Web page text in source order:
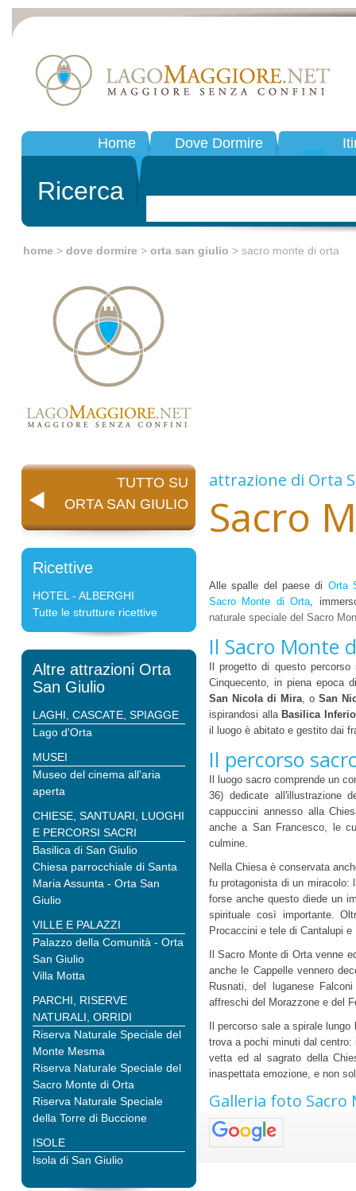
Home Dove Dormire
Ricerca
home > dove dormire > orta san giulio > sacro monte di orta
TUTTO SU
ORTA SAN GIULIO
Ricettive
HOTEL - ALBERGHI
Tutte le strutture ricettive
Altre attrazioni Orta
San Giulio
LAGHI, CASCATE, SPIAGGE
Lago d'Orta
MUSEI
Museo del cinema all'aria
aperta
CHIESE, SANTUARI, LUOGHI
E PERCORSI SACRI
Basilica di San Giulio
Chiesa parrocchiale di Santa
Maria Assunta - Orta San
Giulio
VILLE E PALAZZI
Palazzo della Comunità - Orta
San Giulio
Villa Motta
PARCHI, RISERVE
NATURALI, ORRIDI
Riserva Naturale Speciale del
Monte Mesma
Riserva Naturale Speciale del
Sacro Monte di Orta
Riserva Naturale Speciale
della Torre di Buccione
ISOLE
Isola di San Giulio
attrazione di Orta
Sacro
Alle spalle del paese di Orta
Sacro Monte di Orta,
naturale speciale del Sacro
Il Sacro Monte
Il progetto di questo
Cinquecento, in piena epoca
San Nicola di Mira, o San
ispirandosi alla Basilica
il luogo è abitato e gestito dai
Il percorso
Il luogo sacro comprende un
36) dedicate all'illustrazione
cappuccini annesso alla
anche a San Francesco, le
culmine.
Nella Chiesa è conservata
fu protagonista di un miracolo:
forse anche questo diede un
spirituale così importante.
Procaccini e tele di Cantalupi e
Il Sacro Monte di Orta venne
anche le Cappelle vennero
Rusnati, del luganese
affreschi del Morazzone e del
Il percorso sale a spirale
trova a pochi minuti dal
vetta ed al sagrato della
inaspettata emozione, e non
Galleria foto Sacro